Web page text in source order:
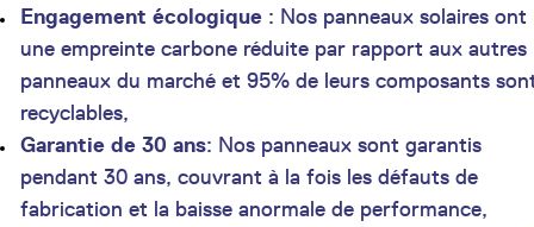
Engagement écologique : Nos panneaux solaires ont
une empreinte carbone réduite par rapport aux autres
panneaux du marché et 95% de leurs composants
recyclables,
Garantie de 30 ans: Nos panneaux sont garantis
pendant 30 ans, couvrant à la fois les défauts de
fabrication et la baisse anormale de performance,